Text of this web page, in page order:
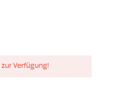
Verfügung!